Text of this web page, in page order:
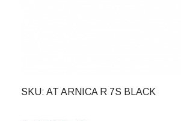
SKU AT ARNICA R 7S BLACK